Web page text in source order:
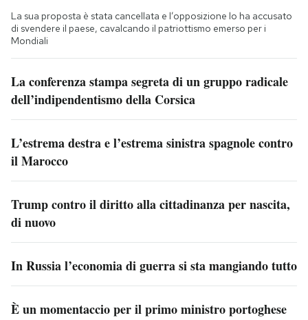
La sua proposta è stata cancellata e l’opposizione lo ha accusato
di svendere il paese, cavalcando il patriottismo emerso per i
Mondiali
La conferenza stampa segreta di un gruppo radicale
dell’indipendentismo della Corsica
L’estrema destra e l’estrema sinistra spagnole contro
il Marocco
Trump contro il diritto alla cittadinanza per nascita,
di nuovo
In Russia l’economia di guerra si sta mangiando tutto
È un momentaccio per il primo ministro portoghese